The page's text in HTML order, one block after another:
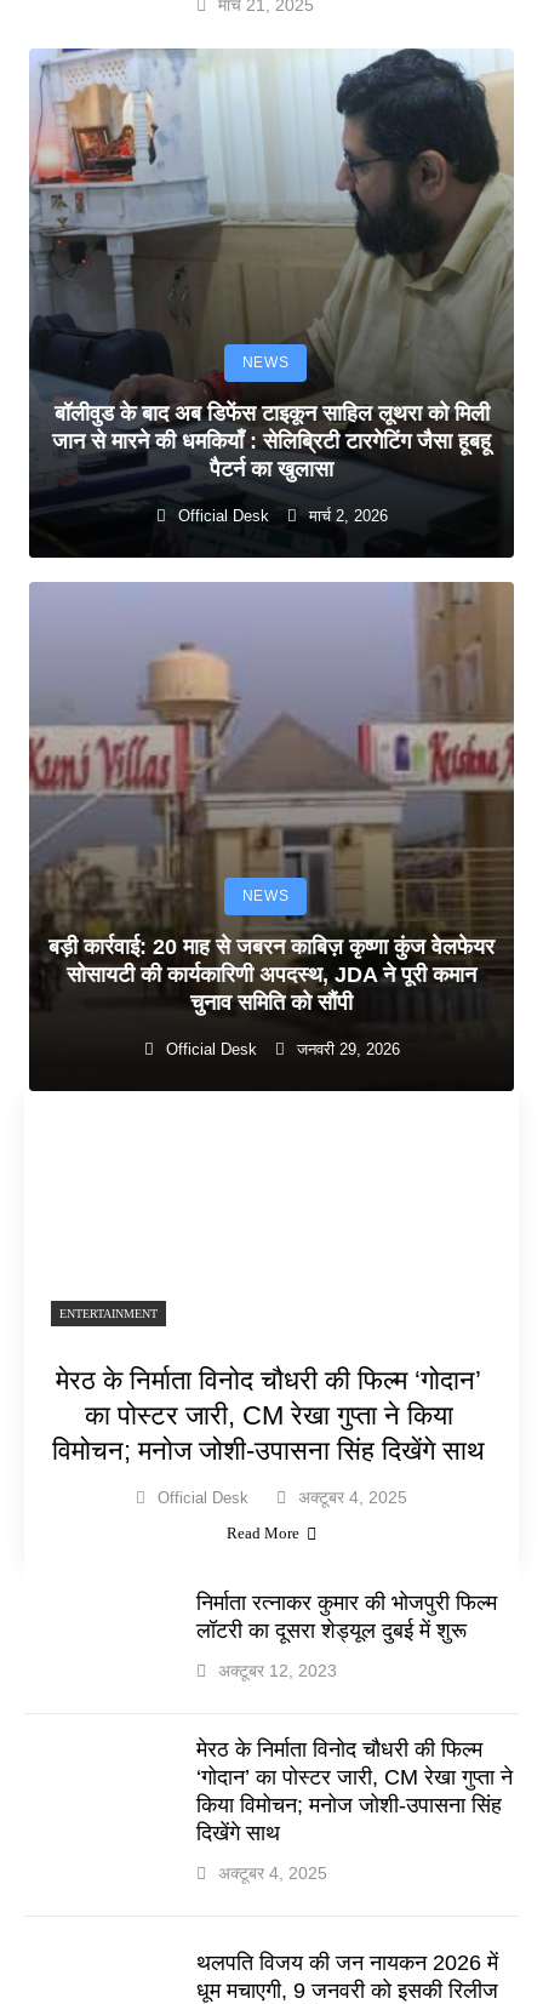
मार्च 21, 2025
NEWS
बॉलीवुड के बाद अब डिफेंस टाइकून साहिल लूथरा को मिली
जान से मारने की धमकियाँ : सेलिब्रिटी टारगेटिंग जैसा हूबहू
पैटर्न का खुलासा
Official Desk मार्च 2, 2026
NEWS
बड़ी कार्रवाई: 20 माह से जबरन काबिज़ कृष्णा कुंज वेलफेयर
सोसायटी की कार्यकारिणी अपदस्थ, JDA ने पूरी कमान
चुनाव समिति को सौंपी
Official Desk जनवरी 29, 2026
ENTERTAINMENT
मेरठ के निर्माता विनोद चौधरी की फिल्म ‘गोदान’
का पोस्टर जारी, CM रेखा गुप्ता ने किया
विमोचन; मनोज जोशी-उपासना सिंह दिखेंगे साथ
Official Desk अक्टूबर 4, 2025
Read More
निर्माता रत्नाकर कुमार की भोजपुरी फिल्म
लॉटरी का दूसरा शेड्यूल दुबई में शुरू
अक्टूबर 12, 2023
मेरठ के निर्माता विनोद चौधरी की फिल्म
‘गोदान’ का पोस्टर जारी, CM रेखा गुप्ता ने
किया विमोचन; मनोज जोशी-उपासना सिंह
दिखेंगे साथ
अक्टूबर 4, 2025
थलपति विजय की जन नायकन 2026 में
धूम मचाएगी, 9 जनवरी को इसकी रिलीज